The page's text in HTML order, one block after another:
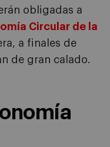
obligadas a
Circular de la
a finales de
de gran calado.